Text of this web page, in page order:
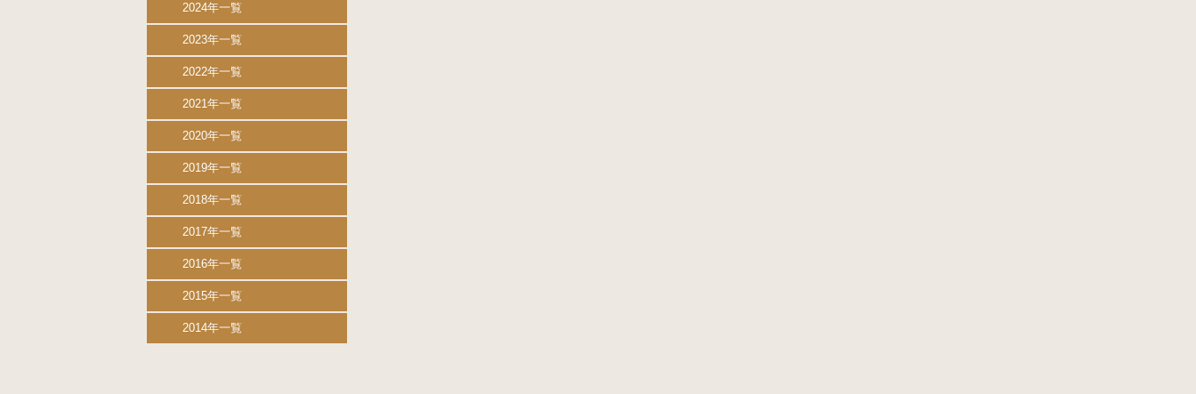
2024年一覧
2023年一覧
2022年一覧
2021年一覧
2020年一覧
2019年一覧
2018年一覧
2017年一覧
2016年一覧
2015年一覧
2014年一覧